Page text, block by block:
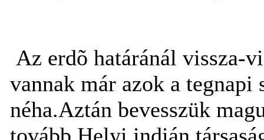
Az erdõ határánál vissza-
vannak már azok a
néha.Aztán bevesszük